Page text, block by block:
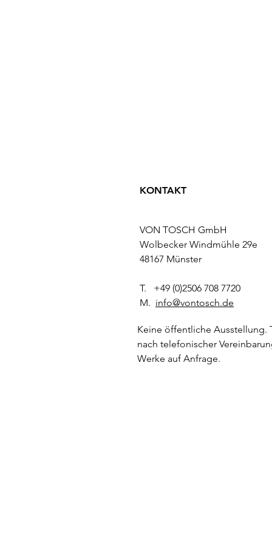
KONTAKT
VON TOSCH GmbH
Wolbecker Windmühle 29e
48167 Münster
T. +49 (0)2506 708 7720
M. info@vontosch.de
Keine öffentliche Ausstellung.
nach telefonischer
Werke auf Anfrage.